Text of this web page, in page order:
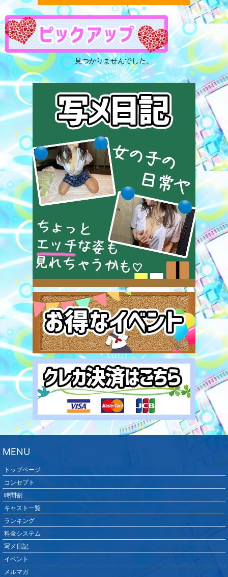
見つかりませんでした。
MENU
トップページ
コンセプト
時間割
キャスト一覧
ランキング
料金システム
写メ日記
イベント
メルマガ